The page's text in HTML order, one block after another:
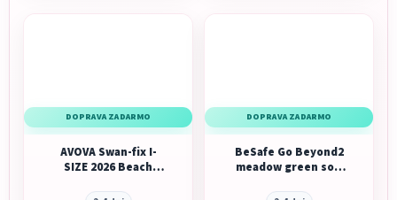
DOPRAVA ZADARMO
AVOVA Swan-fix I-
SIZE 2026 Beach
DOPRAVA ZADARMO
BeSafe Go Beyond2
meadow green soft